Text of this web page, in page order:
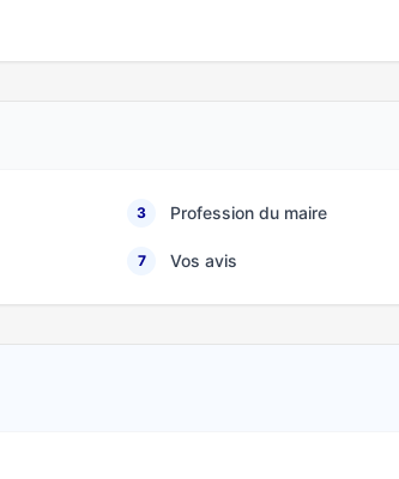
3 Profession du maire
7 Vos avis